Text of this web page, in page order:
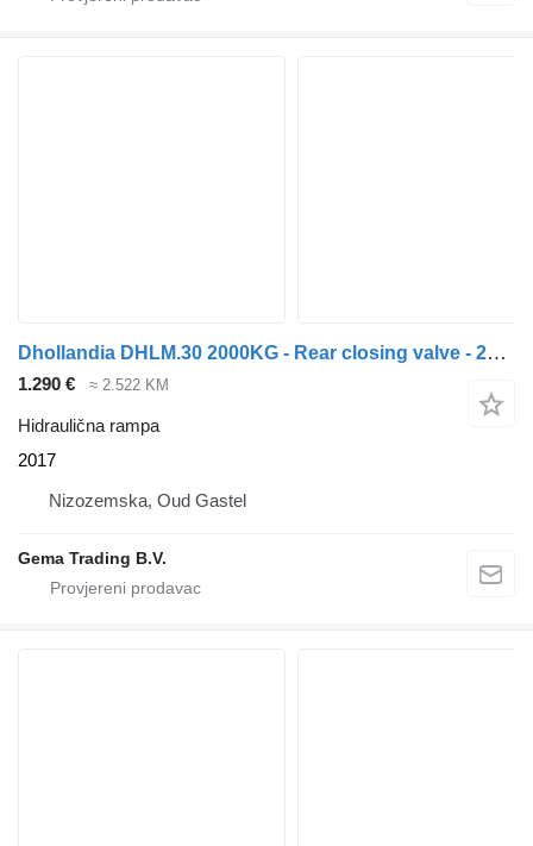
Dhollandia DHLM.30 2000KG - Rear closing valve - 200x255 - 2017
1.290 € ≈ 2.522 KM
Hidraulična rampa
2017
Nizozemska, Oud Gastel
Gema Trading B.V.